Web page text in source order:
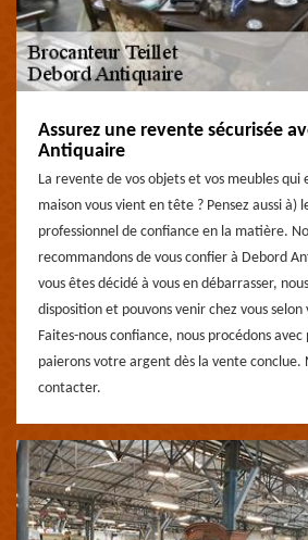
Assurez une revente sécurisée
Antiquaire
La revente de vos objets et vos meubles
maison vous vient en tête ? Pensez aussi à)
professionnel de confiance en la matière.
recommandons de vous confier à Debord
vous êtes décidé à vous en débarrasser,
disposition et pouvons venir chez vous
Faites-nous confiance, nous procédons
paierons votre argent dès la vente conclue.
contacter.